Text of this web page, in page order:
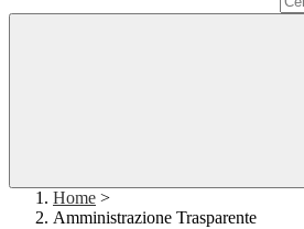
Home >
Amministrazione Trasparente